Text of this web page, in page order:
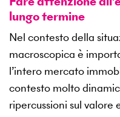
lungo termine
Nel contesto della
macroscopica è
l’intero mercato
contesto molto
ripercussioni sul